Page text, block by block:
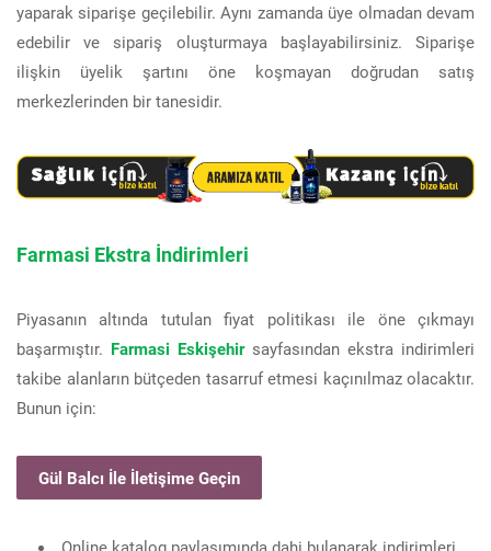
yaparak siparişe geçilebilir. Aynı zamanda üye olmadan devam
edebilir ve sipariş oluşturmaya başlayabilirsiniz. Siparişe
ilişkin üyelik şartını öne koşmayan doğrudan satış
merkezlerinden bir tanesidir.
Farmasi Ekstra İndirimleri
Piyasanın altında tutulan fiyat politikası ile öne çıkmayı
başarmıştır. Farmasi Eskişehir sayfasından ekstra indirimleri
takibe alanların bütçeden tasarruf etmesi kaçınılmaz olacaktır.
Bunun için:
Gül Balcı İle İletişime Geçin